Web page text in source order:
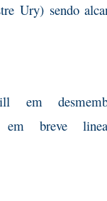
Ury) sendo
em
em breve